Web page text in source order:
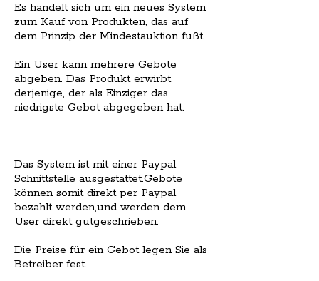
Es handelt sich um ein neues System
zum Kauf von Produkten, das auf
dem Prinzip der Mindestauktion fußt.
Ein User kann mehrere Gebote
abgeben. Das Produkt erwirbt
derjenige, der als Einziger das
niedrigste Gebot abgegeben hat.
Das System ist mit einer Paypal
Schnittstelle ausgestattet.Gebote
können somit direkt per Paypal
bezahlt werden,und werden dem
User direkt gutgeschrieben.
Die Preise für ein Gebot legen Sie als
Betreiber fest.